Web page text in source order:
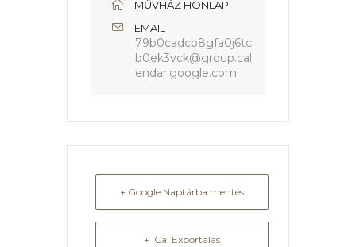
MŰVHÁZ HONLAP
EMAIL
79b0cadcb8gfa0j6tc
b0ek3vck@group.cal
endar.google.com
+ Google Naptárba mentés
+ iCal Exportálás